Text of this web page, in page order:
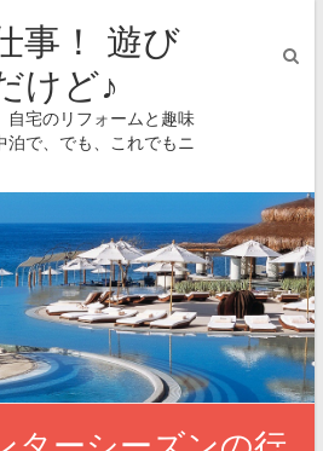
事！ 遊び
けど♪
自宅のリフォームと趣味
泊で、でも、これでもニ